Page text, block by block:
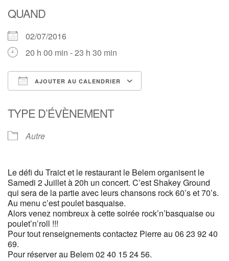
QUAND
02/07/2016
20 h 00 min - 23 h 30 min
AJOUTER AU CALENDRIER
TYPE D’ÉVÈNEMENT
Autre
Le défi du Traict et le restaurant le Belem organisent le
Samedi 2 Juillet à 20h un concert. C’est Shakey Ground
qui sera de la partie avec leurs chansons rock 60’s et 70’s.
Au menu c’est poulet basquaise.
Alors venez nombreux à cette soirée rock’n’basquaise ou
poulet’n’roll !!!
Pour tout renseignements contactez Pierre au 06 23 92 40
69.
Pour réserver au Belem 02 40 15 24 56.